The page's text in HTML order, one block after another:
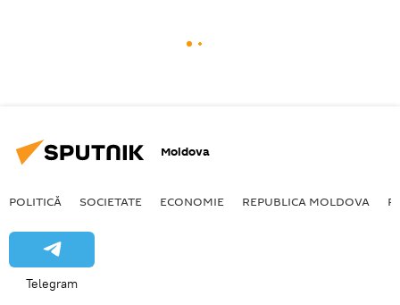
Moldova
POLITICĂ SOCIETATE ECONOMIE REPUBLICA MOLDOVA
Telegram